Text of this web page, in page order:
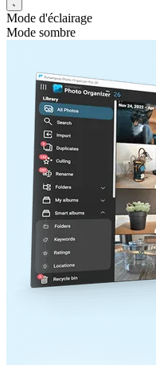
Mode d'éclairage
Mode sombre